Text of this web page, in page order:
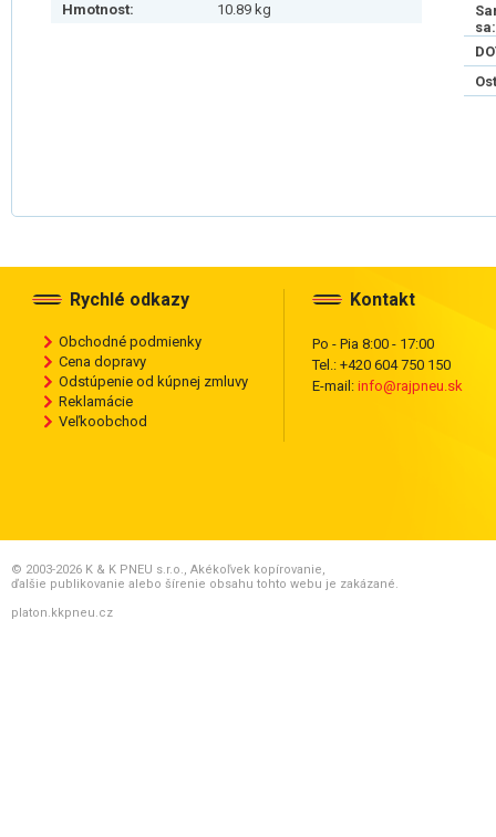
Hmotnost:
10.89 kg
sa:
Rychlé odkazy
Obchodné podmienky
Cena dopravy
Odstúpenie od kúpnej zmluvy
Reklamácie
Veľkoobchod
Kontakt
Po - Pia 8:00 - 17:00
Tel.: +420 604 750 150
E-mail: info@rajpneu.sk
© 2003-2026 K & K PNEU s.r.o., Akékoľvek kopírovanie,
ďalšie publikovanie alebo šírenie obsahu tohto webu je zakázané.
platon.kkpneu.cz